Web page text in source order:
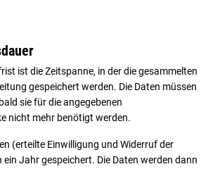
ist die Zeitspanne, in der die gesammelten
gespeichert werden. Die Daten müssen
sie für die angegebenen
nicht mehr benötigt werden.
(erteilte Einwilligung und Widerruf der
Jahr gespeichert. Die Daten werden dann